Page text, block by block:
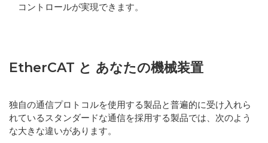
コントロールが実現できます。
EtherCAT と あなたの機械装置
独自の通信プロトコルを使用する製品と普遍的に受け入れら
れているスタンダードな通信を採用する製品では、次のよう
な大きな違いがあります。